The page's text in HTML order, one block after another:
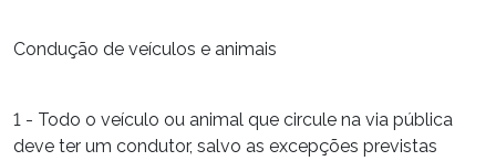
Condução de veículos e animais
1 - Todo o veículo ou animal que circule na via pública
deve ter um condutor, salvo as excepções previstas